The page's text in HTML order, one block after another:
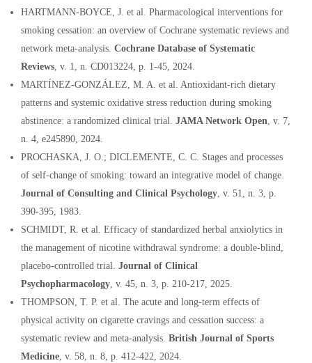
HARTMANN-BOYCE, J. et al. Pharmacological interventions for
smoking cessation: an overview of Cochrane systematic reviews and
network meta-analysis. Cochrane Database of Systematic
Reviews , v. 1, n. CD013224, p. 1-45, 2024.
MARTÍNEZ-GONZÁLEZ, M. A. et al. Antioxidant-rich dietary
patterns and systemic oxidative stress reduction during smoking
abstinence: a randomized clinical trial. JAMA Network Open , v. 7,
n. 4, e245890, 2024.
PROCHASKA, J. O.; DICLEMENTE, C. C. Stages and processes
of self-change of smoking: toward an integrative model of change.
Journal of Consulting and Clinical Psychology , v. 51, n. 3, p.
390-395, 1983
SCHMIDT, R. et al. Efficacy of standardized herbal anxiolytics in
the management of nicotine withdrawal syndrome: a double-blind,
placebo-controlled trial. Journal of Clinical
Psychopharmacology , v. 45, n. 3, p. 210-217, 2025.
THOMPSON, T. P. et al. The acute and long-term effects of
physical activity on cigarette cravings and cessation success: a
systematic review and meta-analysis. British Journal of Sports
Medicine , v. 58, n. 8, p. 412-422, 2024.